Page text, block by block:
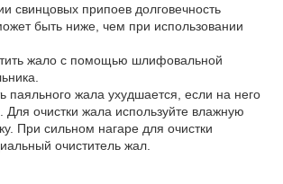
свинцовых припоев долговечность
быть ниже, чем при использовании
жало с помощью шлифовальной
паяльного жала ухудшается, если на него
Для очистки жала используйте влажную
При сильном нагаре для очистки
очиститель жал.